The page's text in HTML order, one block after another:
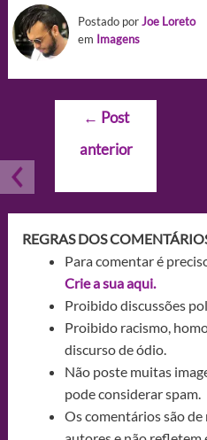
Postado porJoe Loreto
em Imagens
Navegação
Post
← Post
anterior
REGRAS DOS
Para comentar é
Crie a sua aqui.
Proibido discussões
Proibido racismo,
discurso de ódio.
Não poste muitas
pode considerar spam.
Os comentários são